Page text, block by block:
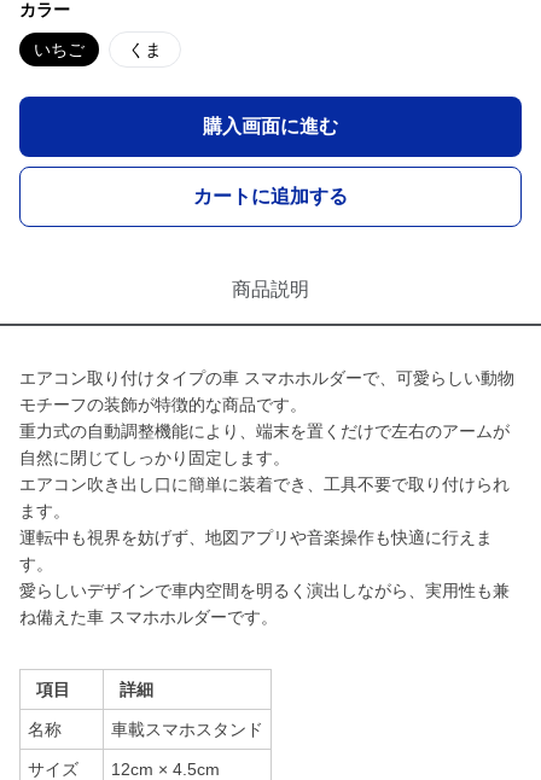
カラー
いちご くま
購入画面に進む
カートに追加する
商品説明
エアコン取り付けタイプの車 スマホホルダーで、可愛らしい動物
モチーフの装飾が特徴的な商品です。
重力式の自動調整機能により、端末を置くだけで左右のアームが
自然に閉じてしっかり固定します。
エアコン吹き出し口に簡単に装着でき、工具不要で取り付けられ
ます。
運転中も視界を妨げず、地図アプリや音楽操作も快適に行えま
す。
愛らしいデザインで車内空間を明るく演出しながら、実用性も兼
ね備えた車 スマホホルダーです。
項目 詳細
名称 車載スマホスタンド
サイズ 12cm × 4.5cm